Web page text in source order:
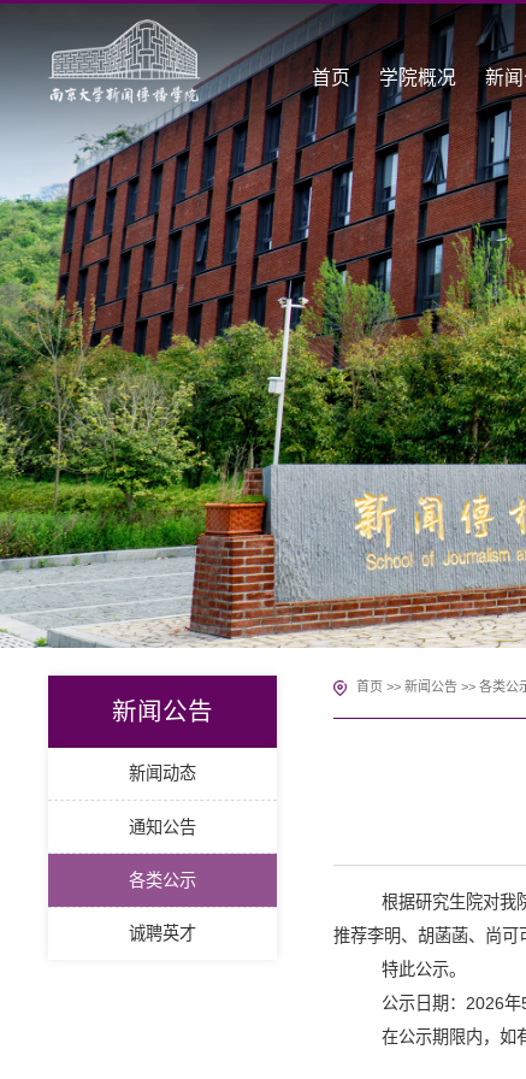
首页 学院概况 新
新闻公告
新闻动态
通知公告
各类公示
诚聘英才
首页 >> 新闻公告 >> 各类公
根据研究生院对我
推荐李明、胡菡菡、尚可
特此公示。
公示日期： 2026年
在公示期限内，如